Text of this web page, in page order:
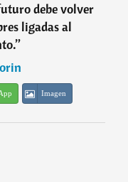
debe volver
ligadas al
”
Imagen